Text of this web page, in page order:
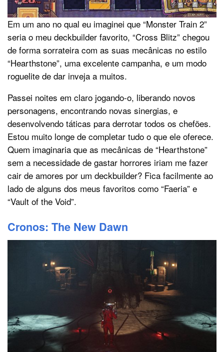
Em um ano no qual eu imaginei que “Monster Train 2”
seria o meu deckbuilder favorito, “Cross Blitz” chegou
de forma sorrateira com as suas mecânicas no estilo
“Hearthstone”, uma excelente campanha, e um modo
roguelite de dar inveja a muitos.
Passei noites em claro jogando-o, liberando novos
personagens, encontrando novas sinergias, e
desenvolvendo táticas para derrotar todos os chefões.
Estou muito longe de completar tudo o que ele oferece.
Quem imaginaria que as mecânicas de “Hearthstone”
sem a necessidade de gastar horrores iriam me fazer
cair de amores por um deckbuilder? Fica facilmente ao
lado de alguns dos meus favoritos como “Faeria” e
“Vault of the Void”.
Cronos: The New Dawn